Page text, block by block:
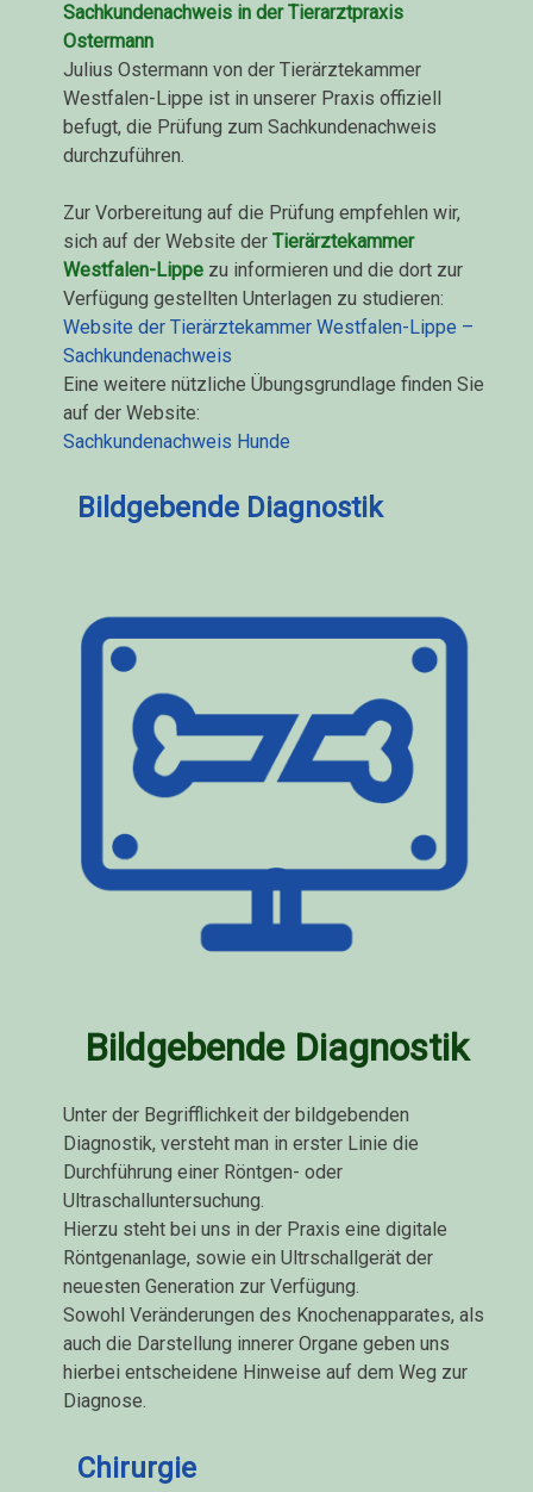
Sachkundenachweis in der Tierarztpraxis
Ostermann
Julius Ostermann von der Tierärztekammer
Westfalen-Lippe ist in unserer Praxis offiziell
befugt, die Prüfung zum Sachkundenachweis
durchzuführen.
Zur Vorbereitung auf die Prüfung empfehlen wir,
sich auf der Website der Tierärztekammer
Westfalen-Lippezu informieren und die dort zur
Verfügung gestellten Unterlagen zu studieren:
Website der Tierärztekammer Westfalen-Lippe –
Sachkundenachweis
Eine weitere nützliche Übungsgrundlage finden Sie
auf der Website:
Sachkundenachweis Hunde
Bildgebende Diagnostik
Bildgebende Diagnostik
Unter der Begrifflichkeit der bildgebenden
Diagnostik, versteht man in erster Linie die
Durchführung einer Röntgen- oder
Ultraschalluntersuchung.
Hierzu steht bei uns in der Praxis eine digitale
Röntgenanlage, sowie ein Ultrschallgerät der
neuesten Generation zur Verfügung.
Sowohl Veränderungen des Knochenapparates, als
auch die Darstellung innerer Organe geben uns
hierbei entscheidene Hinweise auf dem Weg zur
Diagnose.
Chirurgie